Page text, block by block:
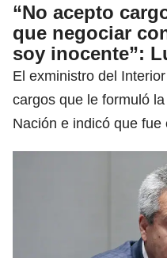
“No acepto
que negociar
soy inocente”:
El exministro del
cargos que le formuló
Nación e indicó que fue